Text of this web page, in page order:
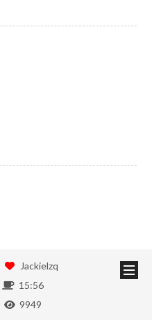
Jackielzq
15:56
9949